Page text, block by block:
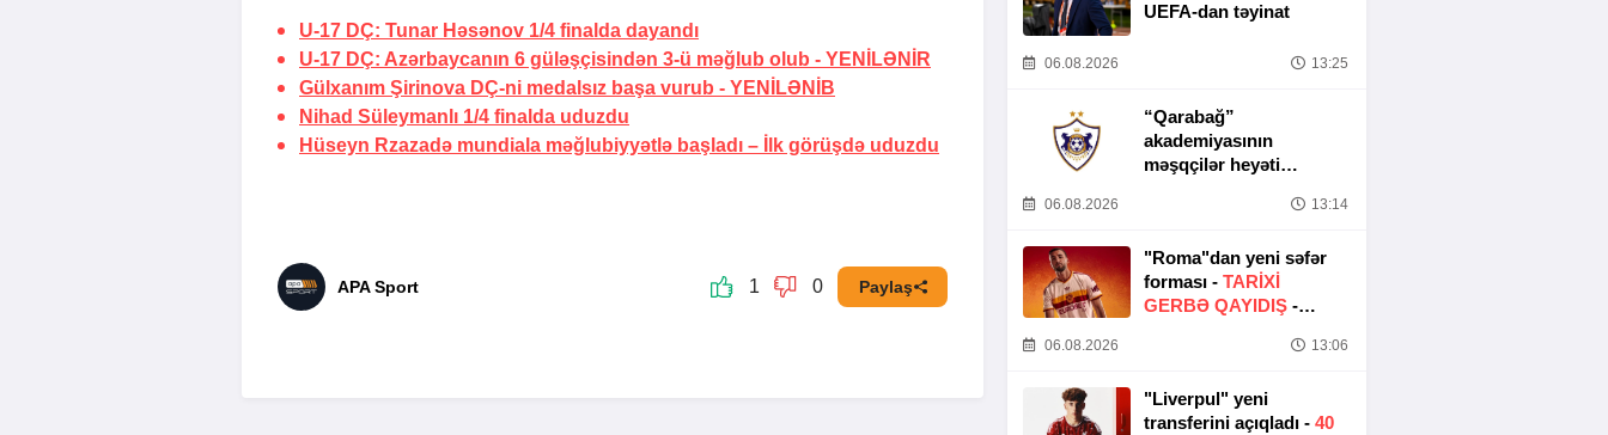
U-17 DÇ: Tunar Həsənov 1/4 finalda dayandı
U-17 DÇ: Azərbaycanın 6 güləşçisindən 3-ü məğlub olub - YENİLƏNİR
Gülxanım Şirinova DÇ-ni medalsız başa vurub - YENİLƏNİB
Nihad Süleymanlı 1/4 finalda uduzdu
Hüseyn Rzazadə mundiala məğlubiyyətlə başladı –
İlk görüşdə uduzdu
APA Sport 1 0 Paylaş
UEFA-dan təyinat
06.08.2026 13:25
“Qarabağ”
akademiyasının
məşqçilər heyəti
06.08.2026 13:14
"Roma"dan yeni səfər
forması - TARIXI
GERBƏ QAYIDIŞ -
06.08.2026 13:06
"Liverpul" yeni
transferini açıqladı - 40